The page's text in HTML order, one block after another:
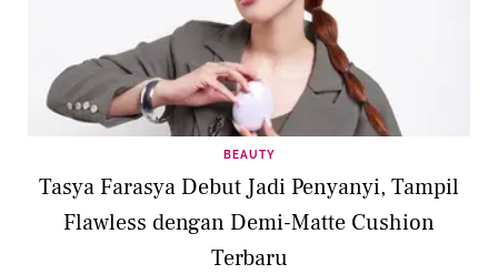
BEAUTY
Tasya Farasya Debut Jadi Penyanyi, Tampil
Flawless dengan Demi-Matte Cushion
Terbaru